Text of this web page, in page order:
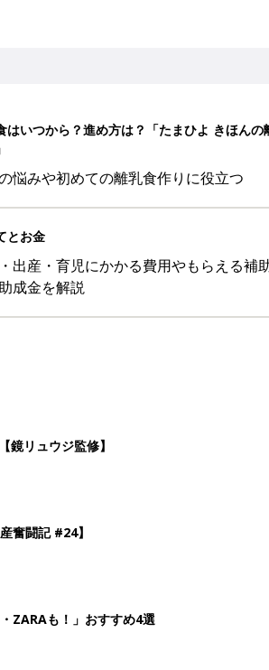
リュウジ監修】
奮闘記 #24】
ZARAも！」おすすめ4選
5 >